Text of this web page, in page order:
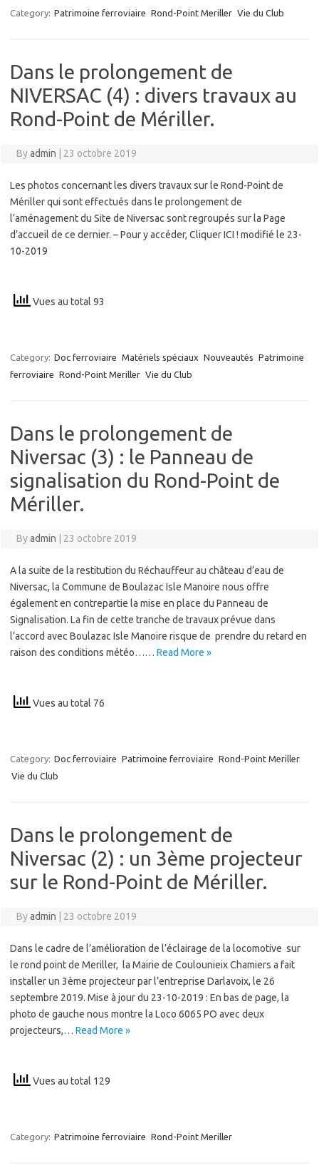
Category: Patrimoine ferroviaire Rond-Point Meriller Vie du Club
Dans le prolongement de
NIVERSAC (4) : divers travaux au
Rond-Point de Mériller.
Byadmin 23 octobre 2019
Les photos concernant les divers travaux sur le Rond-Point de
Mériller qui sont effectués dans le prolongement de
l’aménagement du Site de Niversac sont regroupés sur la Page
d’accueil de ce dernier. – Pour y accéder, Cliquer ICI ! modifié le 23-
10-2019
Vues au total 93
Category: Doc ferroviaire Matériels spéciaux Nouveautés Patrimoine
ferroviaire Rond-Point Meriller Vie du Club
Dans le prolongement de
Niversac (3) : le Panneau de
signalisation du Rond-Point de
Mériller.
Byadmin 23 octobre 2019
A la suite de la restitution du Réchauffeur au château d’eau de
Niversac, la Commune de Boulazac Isle Manoire nous offre
également en contrepartie la mise en place du Panneau de
Signalisation. La fin de cette tranche de travaux prévue dans
l’accord avec Boulazac Isle Manoire risque de prendre du retard en
raison des conditions météo…… Read More »
Vues au total 76
Category: Doc ferroviaire Patrimoine ferroviaire Rond-Point Meriller
Vie du Club
Dans le prolongement de
Niversac (2) : un 3ème projecteur
sur le Rond-Point de Mériller.
Byadmin 23 octobre 2019
Dans le cadre de l’amélioration de l’éclairage de la locomotive sur
le rond point de Meriller, la Mairie de Coulounieix Chamiers a fait
installer un 3ème projecteur par l’entreprise Darlavoix, le 26
septembre 2019. Mise à jour du 23-10-2019 : En bas de page, la
photo de gauche nous montre la Loco 6065 PO avec deux
projecteurs,… Read More »
Vues au total 129
Category: Patrimoine ferroviaire Rond-Point Meriller